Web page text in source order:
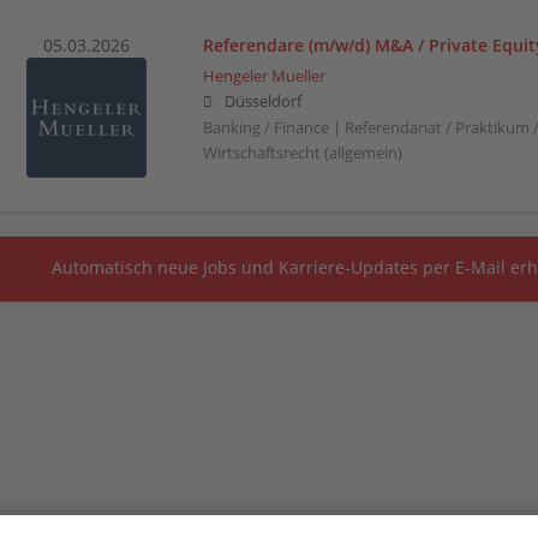
05.03.2026 Referendare (m/w/d) M&A / Private
Hengeler Mueller
Düsseldorf
Banking / Finance | Referendariat /
Wirtschaftsrecht (allgemein)
Automatisch neue Jobs und Karriere-Updates per E-Mail